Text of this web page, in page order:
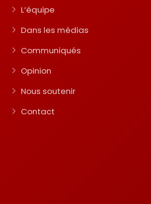
L’équipe
Dans les médias
Communiqués
Opinion
Nous soutenir
Contact